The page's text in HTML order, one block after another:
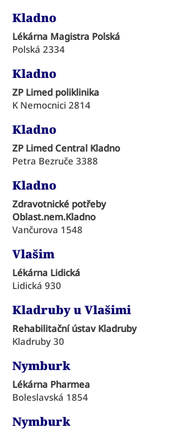
Kladno
Lékárna Magistra Polská
Polská 2334
Kladno
ZP Limed poliklinika
K Nemocnici 2814
Kladno
ZP Limed Central Kladno
Petra Bezruče 3388
Kladno
Zdravotnické potřeby
Oblast.nem.Kladno
Vančurova 1548
Vlašim
Lékárna Lidická
Lidická 930
Kladruby u Vlašimi
Rehabilitační ústav Kladruby
Kladruby 30
Nymburk
Lékárna Pharmea
Boleslavská 1854
Nymburk